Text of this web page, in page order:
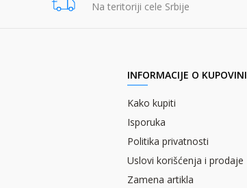
Na teritoriji cele Srbije
INFORMACIJE O KUPOVINI
Kako kupiti
Isporuka
Politika privatnosti
Uslovi korišćenja i prodaje
Zamena artikla